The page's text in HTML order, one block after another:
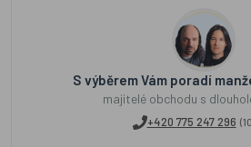
S výběrem Vám poradí
majitelé obchodu s
+420 775 247 296